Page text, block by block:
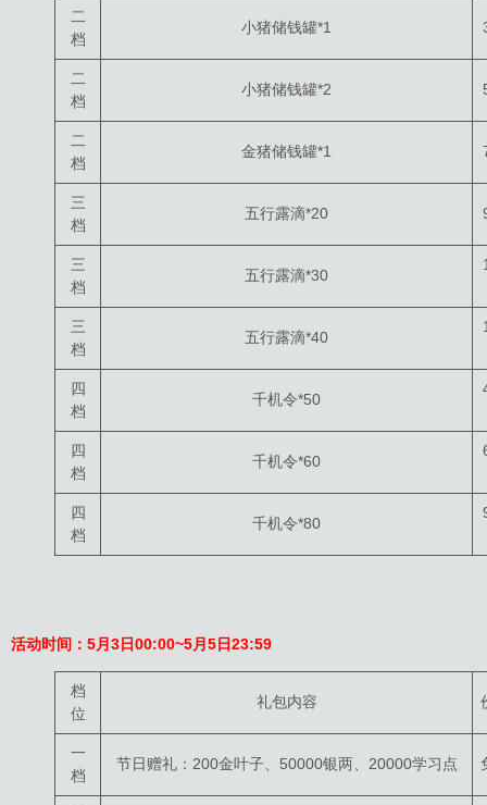
二
档
小猪储钱罐*1
二
档
小猪储钱罐*2
二
档
金猪储钱罐*1
三
档
五行露滴*20
三
档
五行露滴*30
三
档
五行露滴*40
四
档
千机令*50
四
档
千机令*60
四
档
千机令*80
活动时间：5月3日00:00~5月5日23:59
档
位
礼包内容
一
档
节日赠礼：200金叶子、50000银两、20000学习点